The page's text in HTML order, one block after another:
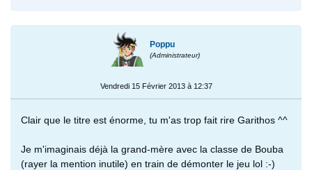
Poppu
(Administrateur)
Vendredi 15 Février 2013 à 12:37
Clair que le titre est énorme, tu m'as trop fait rire Garithos ^^
Je m'imaginais déjà la grand-mère avec la classe de Bouba
(rayer la mention inutile) en train de démonter le jeu lol :-)